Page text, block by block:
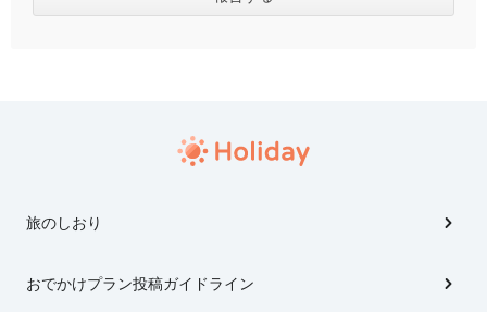
旅のしおり
おでかけプラン投稿ガイドライン